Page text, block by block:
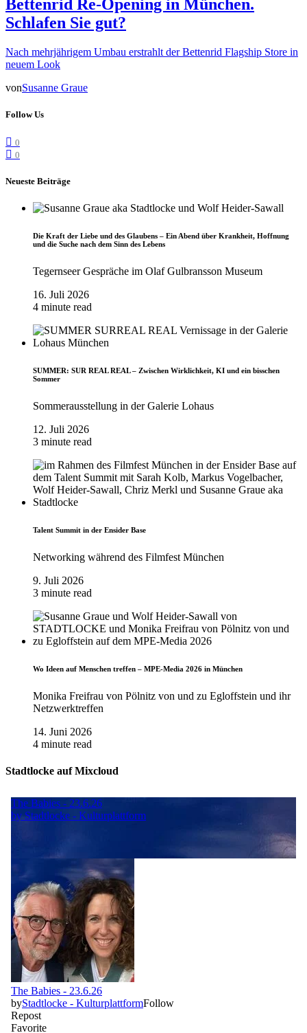
Bettenrid Re-Opening in München.
Schlafen Sie gut?
Nach mehrjährigem Umbau erstrahlt der Bettenrid Flagship Store in
neuem Look
vonSusanne Graue
Follow Us
0
0
Neueste Beiträge
Die Kraft der Liebe und des Glaubens – Ein Abend über Krankheit, Hoffnung
und die Suche nach dem Sinn des Lebens
Tegernseer Gespräche im Olaf Gulbransson Museum
16. Juli 2026
4 minute read
SUMMER: SUR REAL REAL – Zwischen Wirklichkeit, KI und ein bisschen
Sommer
Sommerausstellung in der Galerie Lohaus
12. Juli 2026
3 minute read
Talent Summit in der Ensider Base
Networking während des Filmfest München
9. Juli 2026
3 minute read
Wo Ideen auf Menschen treffen – MPE-Media 2026 in München
Monika Freifrau von Pölnitz von und zu Egloffstein und ihr
Netzwerktreffen
14. Juni 2026
4 minute read
Stadtlocke auf Mixcloud